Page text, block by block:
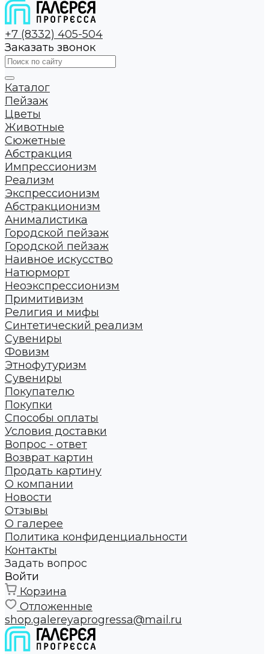
+7 (8332) 405-504
Заказать звонок
Каталог
Пейзаж
Цветы
Животные
Сюжетные
Абстракция
Импрессионизм
Реализм
Экспрессионизм
Абстракционизм
Анималистика
Городской пейзаж
Городской пейзаж
Наивное искусство
Натюрморт
Неоэкспрессионизм
Примитивизм
Религия и мифы
Синтетический реализм
Сувениры
Фовизм
Этнофутуризм
Сувениры
Покупателю
Покупки
Способы оплаты
Условия доставки
Вопрос - ответ
Возврат картин
Продать картину
О компании
Новости
Отзывы
О галерее
Политика конфиденциальности
Контакты
Задать вопрос
Войти
Корзина
Отложенные
shop.galereyaprogressa@mail.ru